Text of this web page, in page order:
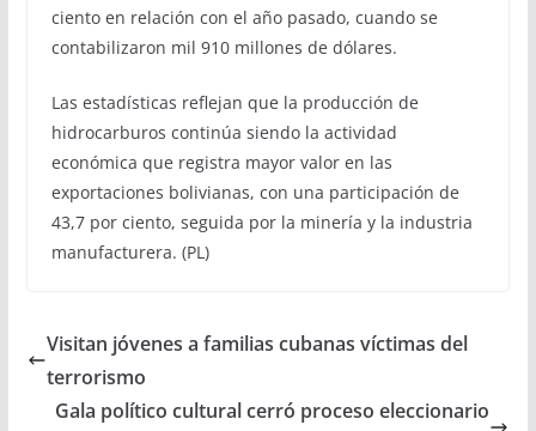
ciento en relación con el año pasado, cuando se
contabilizaron mil 910 millones de dólares.
Las estadísticas reflejan que la producción de
hidrocarburos continúa siendo la actividad
económica que registra mayor valor en las
exportaciones bolivianas, con una participación de
43,7 por ciento, seguida por la minería y la industria
manufacturera. (PL)
Visitan jóvenes a familias cubanas víctimas del
terrorismo
Gala político cultural cerró proceso eleccionario